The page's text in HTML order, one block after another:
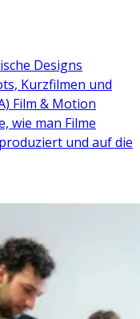
Designs
Kurzfilmen und
Film & Motion
wie man Filme
und auf die